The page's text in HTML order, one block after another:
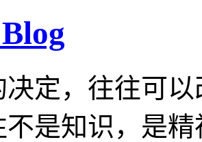
决定，往往可
不是知识，是